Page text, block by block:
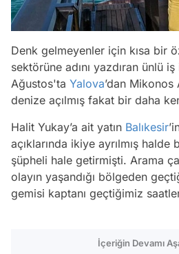
Denk gelmeyenler için kısa bir
sektörüne adını yazdıran ünlü
Ağustos'ta Yalova’dan Mikonos
denize açılmış fakat bir daha
Halit Yukay’a ait yatın Balıkesir
açıklarında ikiye ayrılmış halde
şüpheli hale getirmişti. Arama
olayın yaşandığı bölgeden
gemisi kaptanı geçtiğimiz
İçeriğin Devamı